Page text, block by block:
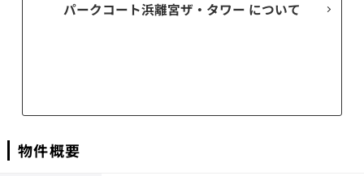
パークコート浜離宮ザ・タワー
物件概要